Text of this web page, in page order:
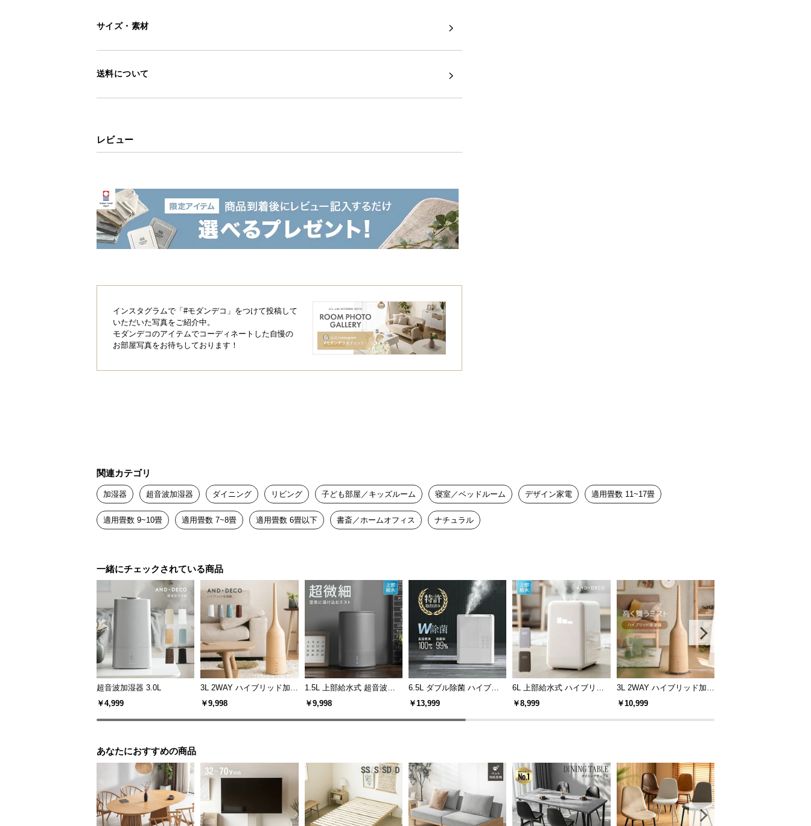
サイズ・素材
送料について
レビュー
インスタグラムで「#モダンデコ」をつけて投稿して
いただいた写真をご紹介中。
モダンデコのアイテムでコーディネートした自慢の
お部屋写真をお待ちしております！
関連カテゴリ
加湿器 超音波加湿器 ダイニング リビング 子ども部屋／キッズルーム 寝室／ベッドルーム デザイン家電 適用畳数 11~17畳
適用畳数 9~10畳 適用畳数 7~8畳 適用畳数 6畳以下 書斎／ホームオフィス ナチュラル
一緒にチェックされている商品
超音波加湿器 3.0L
￥4,999
3L 2WAY ハイブリッド加湿
器 高さ調整可能
￥9,998
1.5L 上部給水式 超音波加
湿器
￥9,998
6.5L ダブル除菌 ハイブリ
ッド式 UVライト+ヒーター
￥13,999
6L 上部給水式 ハイブリッ
ド加湿器
￥8,999
3L 2WAY ハイブリッド加湿
器 高さ調整可能 木目調
￥10,999
あなたにおすすめの商品